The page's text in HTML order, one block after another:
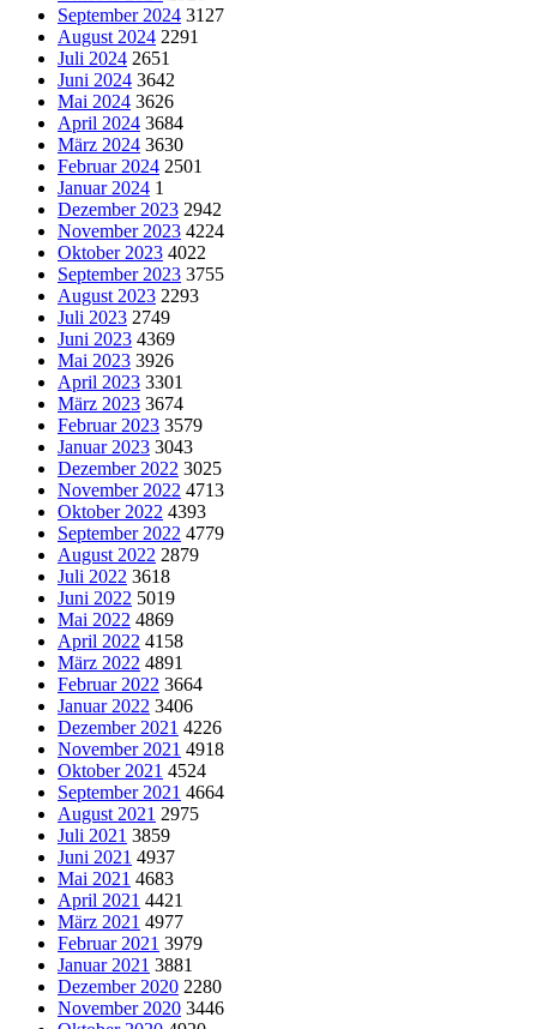
September 2024 3127
August 2024 2291
Juli 2024 2651
Juni 2024 3642
Mai 2024 3626
April 2024 3684
März 2024 3630
Februar 2024 2501
Januar 2024 1
Dezember 2023 2942
November 2023 4224
Oktober 2023 4022
September 2023 3755
August 2023 2293
Juli 2023 2749
Juni 2023 4369
Mai 2023 3926
April 2023 3301
März 2023 3674
Februar 2023 3579
Januar 2023 3043
Dezember 2022 3025
November 2022 4713
Oktober 2022 4393
September 2022 4779
August 2022 2879
Juli 2022 3618
Juni 2022 5019
Mai 2022 4869
April 2022 4158
März 2022 4891
Februar 2022 3664
Januar 2022 3406
Dezember 2021 4226
November 2021 4918
Oktober 2021 4524
September 2021 4664
August 2021 2975
Juli 2021 3859
Juni 2021 4937
Mai 2021 4683
April 2021 4421
März 2021 4977
Februar 2021 3979
Januar 2021 3881
Dezember 2020 2280
November 2020 3446